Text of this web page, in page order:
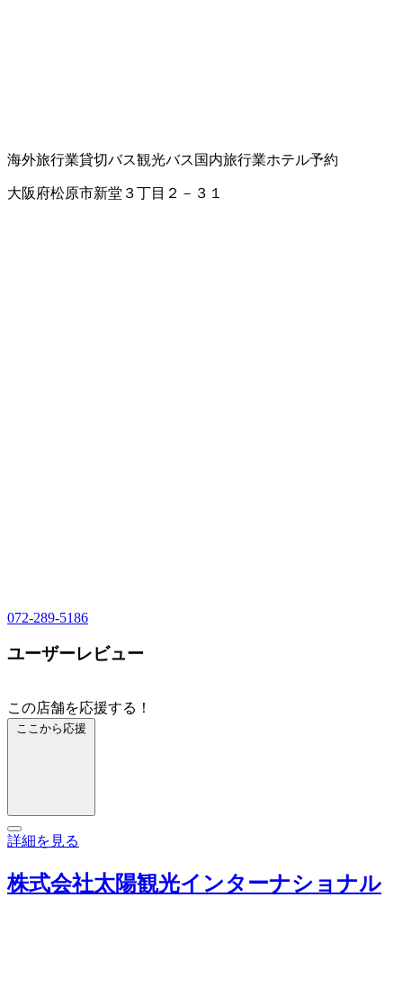
海外旅行業貸切バス観光バス 国内旅行業ホテル予約
大阪府松原市新堂３丁目２－３１
072-289-5186
ユーザーレビュー
この店舗を応援する！
ここから応援
詳細を見る
株式会社太陽観光インターナショナル